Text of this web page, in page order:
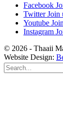
Facebook
Twitter Join
Youtube
Instagram
© 2026 - Thaaii
Website Design: